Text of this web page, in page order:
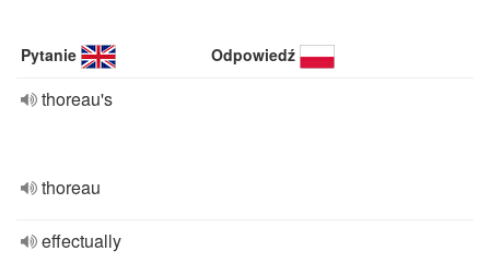
Pytanie Odpowiedź
thoreau's
thoreau
effectually